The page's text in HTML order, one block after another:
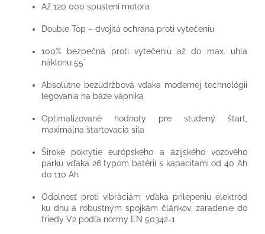
Až 120 000 spustení motora
Double Top – dvojitá ochrana proti vytečeniu
100% bezpečná proti vytečeniu až do max. uhla
náklonu 55°
Absolútne bezúdržbová vďaka modernej technológii
legovania na báze vápnika
Optimalizované hodnoty pre studený štart,
maximálna štartovacia sila
Široké pokrytie európskeho a ázijského vozového
parku vďaka 26 typom batérií s kapacitami od 40 Ah
do 110 Ah
Odolnosť proti vibráciám vďaka prilepeniu elektród
ku dnu a robustným spojkám článkov; zaradenie do
triedy V2 podľa normy EN 50342-1